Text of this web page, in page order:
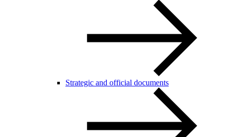
Strategic and official documents